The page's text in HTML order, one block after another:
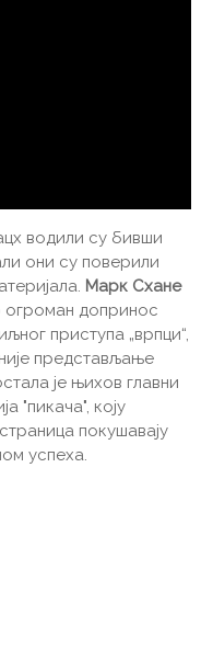
водили су бивши
они су поверили
Марк Схане
огроман допринос
приступа „врпци“,
представљање
је њихов главни
"пикача", коју
покушавају
успеха.